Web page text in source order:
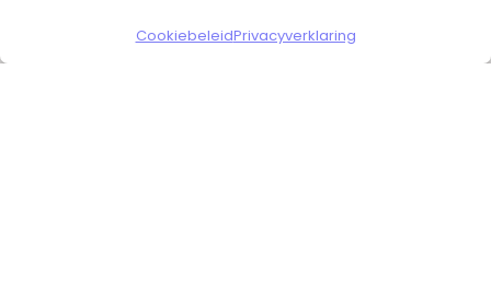
CookiebeleidPrivacyverklaring